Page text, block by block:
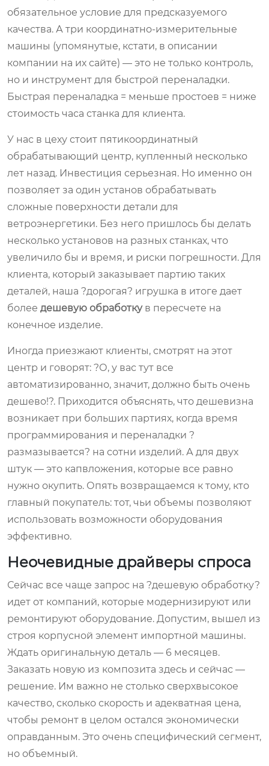
обязательное условие для предсказуемого
качества. А три координатно-измерительные
машины (упомянутые, кстати, в описании
компании на их сайте) — это не только контроль,
но и инструмент для быстрой переналадки.
Быстрая переналадка = меньше простоев = ниже
стоимость часа станка для клиента.
У нас в цеху стоит пятикоординатный
обрабатывающий центр, купленный несколько
лет назад. Инвестиция серьезная. Но именно он
позволяет за один установ обрабатывать
сложные поверхности детали для
ветроэнергетики. Без него пришлось бы делать
несколько установов на разных станках, что
увеличило бы и время, и риски погрешности. Для
клиента, который заказывает партию таких
деталей, наша ?дорогая? игрушка в итоге дает
более дешевую обработкув пересчете на
конечное изделие.
Иногда приезжают клиенты, смотрят на этот
центр и говорят: ?О, у вас тут все
автоматизированно, значит, должно быть очень
дешево!?. Приходится объяснять, что дешевизна
возникает при больших партиях, когда время
программирования и переналадки ?
размазывается? на сотни изделий. А для двух
штук — это капвложения, которые все равно
нужно окупить. Опять возвращаемся к тому, кто
главный покупатель: тот, чьи объемы позволяют
использовать возможности оборудования
эффективно.
Неочевидные драйверы спроса
Сейчас все чаще запрос на ?дешевую обработку?
идет от компаний, которые модернизируют или
ремонтируют оборудование. Допустим, вышел из
строя корпусной элемент импортной машины.
Ждать оригинальную деталь — 6 месяцев.
Заказать новую из композита здесь и сейчас —
решение. Им важно не столько сверхвысокое
качество, сколько скорость и адекватная цена,
чтобы ремонт в целом остался экономически
оправданным. Это очень специфический сегмент,
но объемный.